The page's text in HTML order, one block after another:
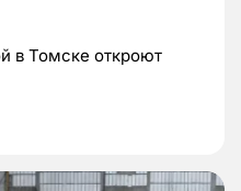
в Томске откроют